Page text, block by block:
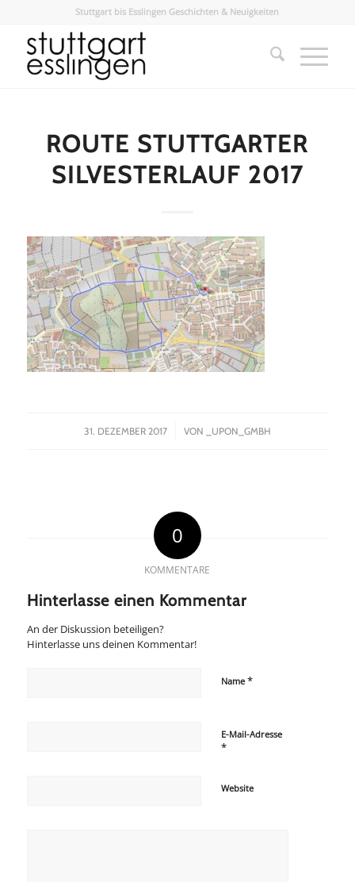
Stuttgart bis Esslingen Geschichten & Neuigkeiten
ROUTE STUTTGARTER
SILVESTERLAUF 2017
31. DEZEMBER 2017
/ VON _UPON_GMBH
0
KOMMENTARE
Hinterlasse einen Kommentar
An der Diskussion beteiligen?
Hinterlasse uns deinen Kommentar!
Name *
E-Mail-Adresse
*
Website